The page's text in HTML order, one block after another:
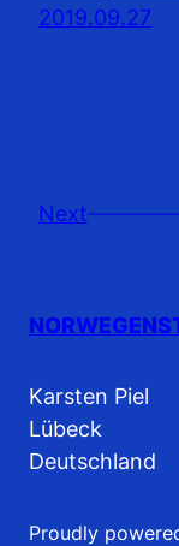
2019.09.27
Next
Karsten Piel
Lübeck
Deutschland
Proudly